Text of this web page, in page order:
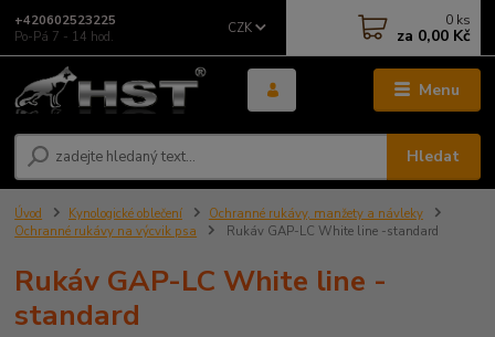
Menu
CZK
Hledat
+420602523225
Po-Pá 7 - 14 hod.
0 ks
za 0,00 Kč
Úvod Kynologické oblečení
Ochranné rukávy, manžety a návleky
Ochranné rukávy na výcvik psa
Rukáv GAP-LC White line -standard
Rukáv GAP-LC White line -
standard